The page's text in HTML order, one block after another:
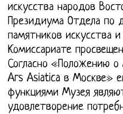
искусства народов
Президиума Отдела по
памятников искусства
Комиссариате
Согласно «Положению о
Ars Asiatica в Москве»
функциями Музея
удовлетворение